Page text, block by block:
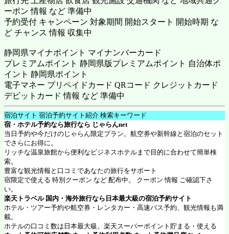
ーポン 情報 など 準備中
予約受付 キャンペーン 対象期間 開始スタート 開始時期 な
ど チャンス 情報 収集中
静岡県マイナポイント マイナンバーカード
プレミアムポイント 静岡県版プレミアムポイント 自治体ポ
イント 静岡県ポイント
電子マネー プリペイドカード QRコード クレジットカード
デビットカード 情報 など 準備中
宿泊サイト 宿泊予約サイト紹介 検索キーワード
宿・ホテル予約なら旅行なら じゃらんnet
当日予約や今だけのじゃらん限定プラン。航空券や新幹線と宿泊のセット
でさらにお得に。
リッチな温泉旅館から便利なビジネスホテルまで目的に合わせて簡単検
索。
豊富な観光情報と口コミであなたの旅行をサポート
宿限定で使える 特別クーポン など 配布中。 クーポン 情報 ご確認下さ
い。
楽天トラベル国内・海外旅行なら日本最大級の宿泊予約サイト
ホテル・ツアー予約や航空券・レンタカー・高速バス予約、観光情報も満
載。
ホテルの口コミ数は日本最大級。楽天スーパーポイント貯まる・使える